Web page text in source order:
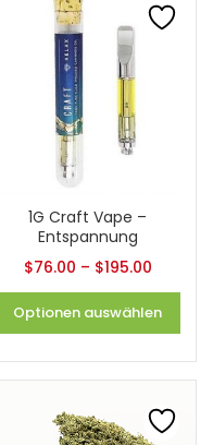
1G Craft Vape –
Entspannung
$76.00 – $195.00
Optionen auswählen